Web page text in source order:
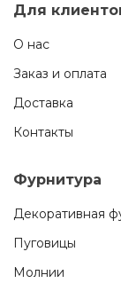
Для
О нас
Заказ и оплата
Доставка
Контакты
Фурнитура
Декоративная
Пуговицы
Молнии